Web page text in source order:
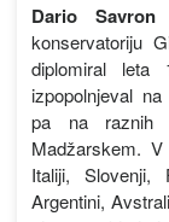
Dario Savron
konservatoriju
diplomiral leta
izpopolnjeval
pa na raznih
Madžarskem.
Italiji, Slovenji,
Argentini,